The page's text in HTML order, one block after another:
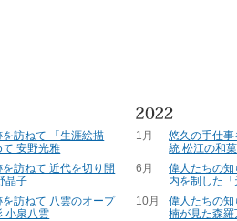
訪ねて 「生涯絵描
安野光雅
訪ねて 近代を切り開
晶子
訪ねて 八雲のオープ
小泉八雲
1月
悠久の手仕
統 松江の和
6月
偉人たちの
内を制した
10月
偉人たちの
楠が見た森